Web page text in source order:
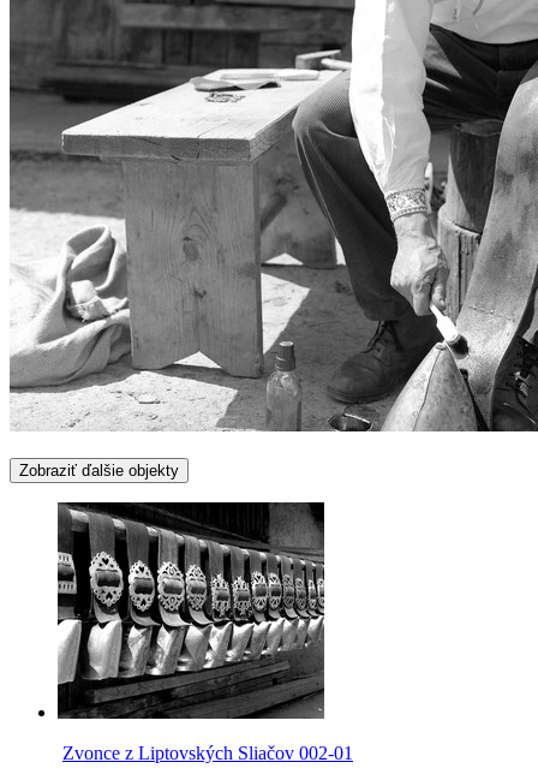
Zobraziť ďalšie objekty
Zvonce z Liptovských Sliačov 002-01